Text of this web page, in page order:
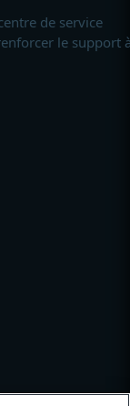
de service
le support